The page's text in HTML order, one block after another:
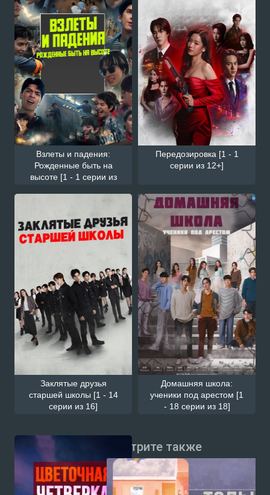
Взлеты и падения:
Рожденные быть на
высоте [1 - 1 серии из
Передозировка [1 - 1
серии из 12+]
Заклятые друзья
старшей школы [1 - 14
серии из 16]
Домашняя школа:
ученики под арестом [1
- 18 серии из 18]
Смотрите также